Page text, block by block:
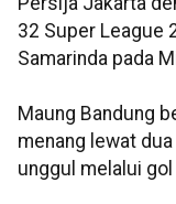
32 Super League
Samarinda pada
Maung Bandung
menang lewat
unggul melalui